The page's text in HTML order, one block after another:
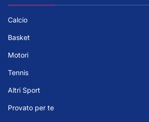
Calcio
Basket
Motori
Tennis
Altri Sport
Provato per te